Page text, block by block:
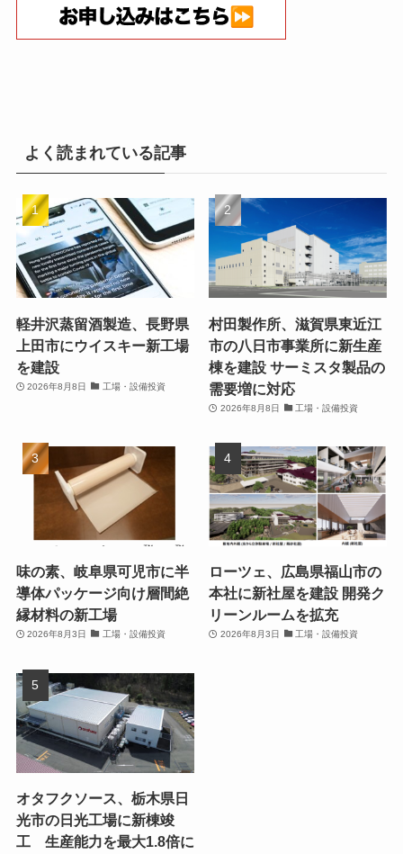
よく読まれている記事
軽井沢蒸留酒製造、長野県
上田市にウイスキー新工場
を建設
2026年8月8日 工場・設備投資
村田製作所、滋賀県東近江
市の八日市事業所に新生産
棟を建設 サーミスタ製品の
需要増に対応
2026年8月8日 工場・設備投資
味の素、岐阜県可児市に半
導体パッケージ向け層間絶
縁材料の新工場
2026年8月3日 工場・設備投資
ローツェ、広島県福山市の
本社に新社屋を建設 開発ク
リーンルームを拡充
2026年8月3日 工場・設備投資
オタフクソース、栃木県日
光市の日光工場に新棟竣
工 生産能力を最大1.8倍に